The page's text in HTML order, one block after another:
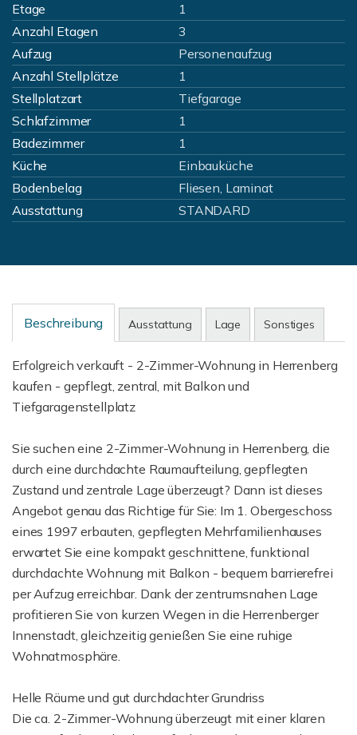
Etage
1
Anzahl Etagen
3
Aufzug
Personenaufzug
Anzahl Stellplätze
1
Stellplatzart
Tiefgarage
Schlafzimmer
1
Badezimmer
1
Küche
Einbauküche
Bodenbelag
Fliesen, Laminat
Ausstattung
STANDARD
Beschreibung Ausstattung Lage Sonstiges
Erfolgreich verkauft - 2-Zimmer-Wohnung in Herrenberg
kaufen - gepflegt, zentral, mit Balkon und
Tiefgaragenstellplatz
Sie suchen eine 2-Zimmer-Wohnung in Herrenberg, die
durch eine durchdachte Raumaufteilung, gepflegten
Zustand und zentrale Lage überzeugt? Dann ist dieses
Angebot genau das Richtige für Sie: Im 1. Obergeschoss
eines 1997 erbauten, gepflegten Mehrfamilienhauses
erwartet Sie eine kompakt geschnittene, funktional
durchdachte Wohnung mit Balkon - bequem barrierefrei
per Aufzug erreichbar. Dank der zentrumsnahen Lage
profitieren Sie von kurzen Wegen in die Herrenberger
Innenstadt, gleichzeitig genießen Sie eine ruhige
Wohnatmosphäre.
Helle Räume und gut durchdachter Grundriss
Die ca. 2-Zimmer-Wohnung überzeugt mit einer klaren